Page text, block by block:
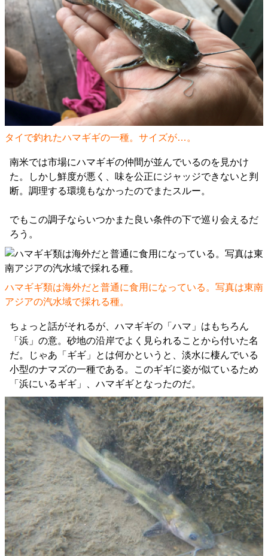
タイで釣れたハマギギの一種。サイズが…。
南米では市場にハマギギの仲間が並んでいるのを見かけ
た。しかし鮮度が悪く、味を公正にジャッジできないと判
断。調理する環境もなかったのでまたスルー。
でもこの調子ならいつかまた良い条件の下で巡り会えるだ
ろう。
ハマギギ類は海外だと普通に食用になっている。写真は東南
アジアの汽水域で採れる種。
ちょっと話がそれるが、ハマギギの「ハマ」はもちろん
「浜」の意。砂地の沿岸でよく見られることから付いた名
だ。じゃあ「ギギ」とは何かというと、淡水に棲んでいる
小型のナマズの一種である。このギギに姿が似ているため
「浜にいるギギ」、ハマギギとなったのだ。